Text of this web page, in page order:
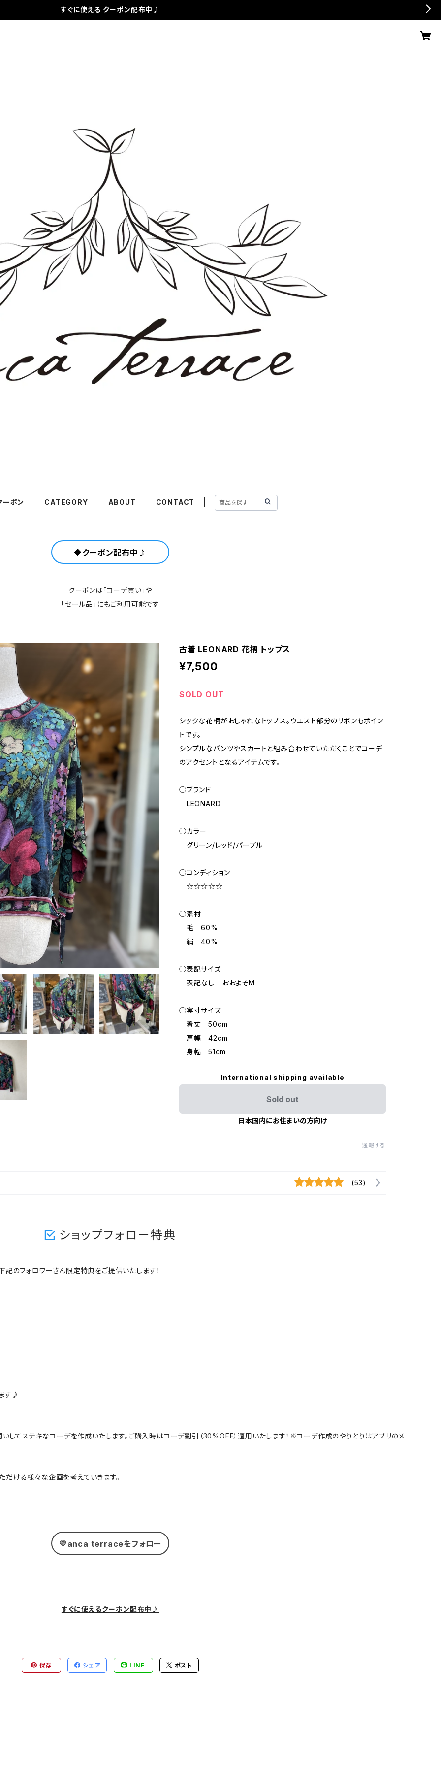
すぐに使える クーポン配布中♪
ーポン CATEGORY ABOUT CONTACT
🔷クーポン配布中♪
クーポンは「コーデ買い」や
「セール品」にもご利用可能です
古着 LEONARD 花柄 トップス
¥7,500
SOLD OUT
シックな花柄がおしゃれなトップス。ウエスト部分のリボンもポイン
トです。
シンプルなパンツやスカートと組み合わせていただくことでコーデ
のアクセントとなるアイテムです。
◯ブランド
LEONARD
◯カラー
グリーン/レッド/パープル
◯コンディション
☆☆☆☆☆
◯素材
毛 60%
絹 40%
◯表記サイズ
表記なし おおよそM
◯実寸サイズ
着丈 50cm
肩幅 42cm
身幅 51cm
International shipping available
Sold out
日本国内にお住まいの方向け
通報する
(53)
ショップフォロー特典
のフォロワーさん限定特典をご提供いたします！
す♪
てステキなコーデを作成いたします。ご購入時はコーデ割引（30%OFF）適用いたします！※コーデ作成のやりとりはアプリのメ
ける様々な企画を考えていきます。
💛anca terraceをフォロー
すぐに使えるクーポン配布中♪
保存 シェア LINE ポスト